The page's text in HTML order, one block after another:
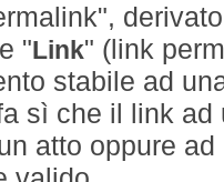
" Link" (link
stabile ad
sì che il link
atto oppure